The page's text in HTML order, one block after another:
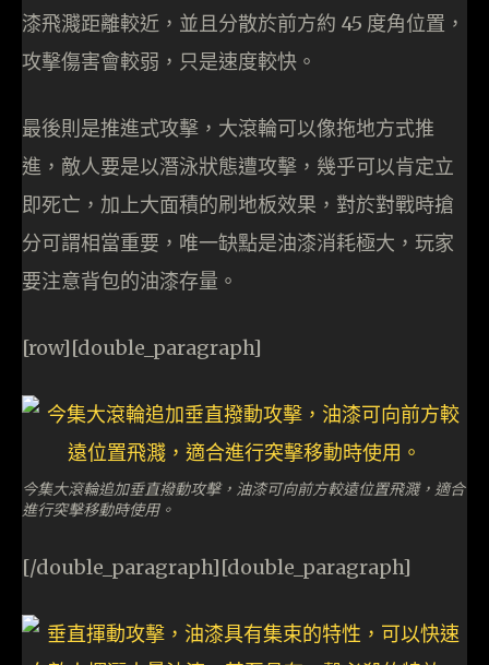
漆飛濺距離較近，並且分散於前方約 45 度角位置，
攻擊傷害會較弱，只是速度較快。
最後則是推進式攻擊，大滾輪可以像拖地方式推
進，敵人要是以潛泳狀態遭攻擊，幾乎可以肯定立
即死亡，加上大面積的刷地板效果，對於對戰時搶
分可謂相當重要，唯一缺點是油漆消耗極大，玩家
要注意背包的油漆存量。
[row][double_paragraph]
今集大滾輪追加垂直撥動攻擊，油漆可向前方較遠位置飛濺，適合
進行突擊移動時使用。
[/double_paragraph][double_paragraph]